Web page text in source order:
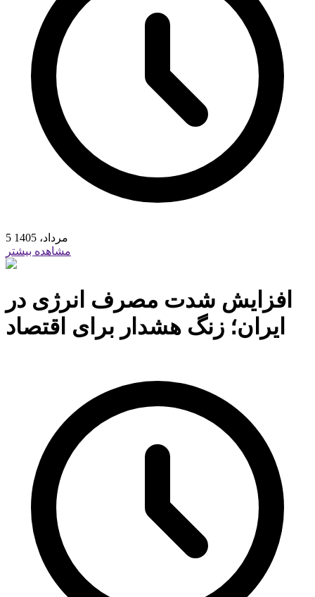
5 مرداد، 1405
مشاهده بیشتر
افزایش شدت مصرف انرژی در
ایران؛ زنگ هشدار برای اقتصاد